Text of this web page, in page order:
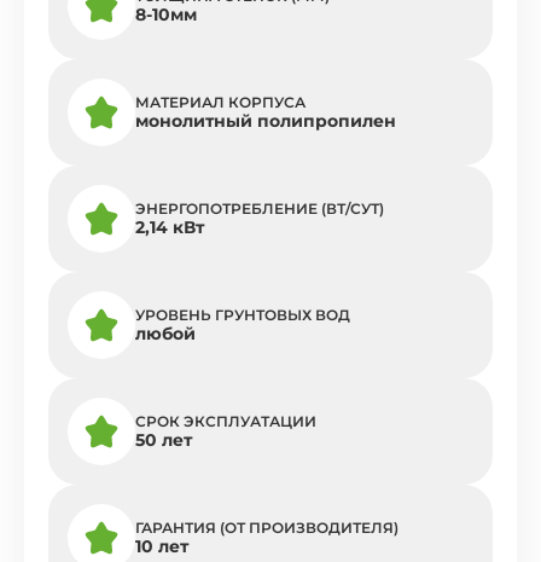
8-10мм
МАТЕРИАЛ КОРПУСА
монолитный полипропилен
ЭНЕРГОПОТРЕБЛЕНИЕ (ВТ/СУТ)
2,14 кВт
УРОВЕНЬ ГРУНТОВЫХ ВОД
любой
СРОК ЭКСПЛУАТАЦИИ
50 лет
ГАРАНТИЯ (ОТ ПРОИЗВОДИТЕЛЯ)
10 лет